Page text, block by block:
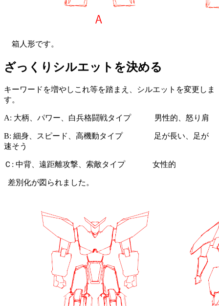
箱人形です。
ざっくりシルエットを決める
キーワードを増やしこれ等を踏まえ、シルエットを変更しま
す。
A: 大柄、パワー、白兵格闘戦タイプ 男性的、怒り肩
B: 細身、スピード、高機動タイプ 足が長い、足が
速そう
Ｃ: 中背、遠距離攻撃、索敵タイプ 女性的
差別化が図られました。